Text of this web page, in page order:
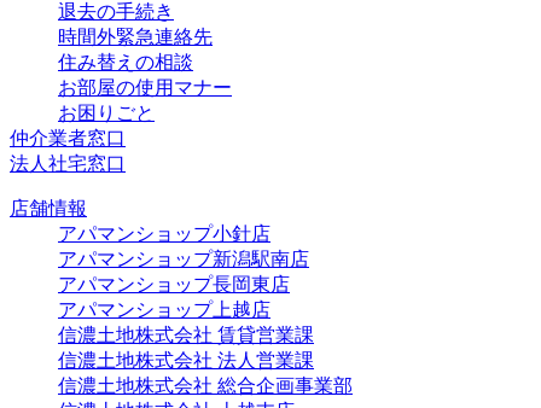
退去の手続き
時間外緊急連絡先
住み替えの相談
お部屋の使用マナー
お困りごと
仲介業者窓口
法人社宅窓口
店舗情報
アパマンショップ小針店
アパマンショップ新潟駅南店
アパマンショップ長岡東店
アパマンショップ上越店
信濃土地株式会社 賃貸営業課
信濃土地株式会社 法人営業課
信濃土地株式会社 総合企画事業部